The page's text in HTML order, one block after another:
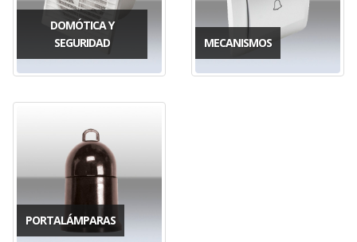
DOMÓTICA Y
SEGURIDAD
MECANISMOS
PORTALÁMPARAS